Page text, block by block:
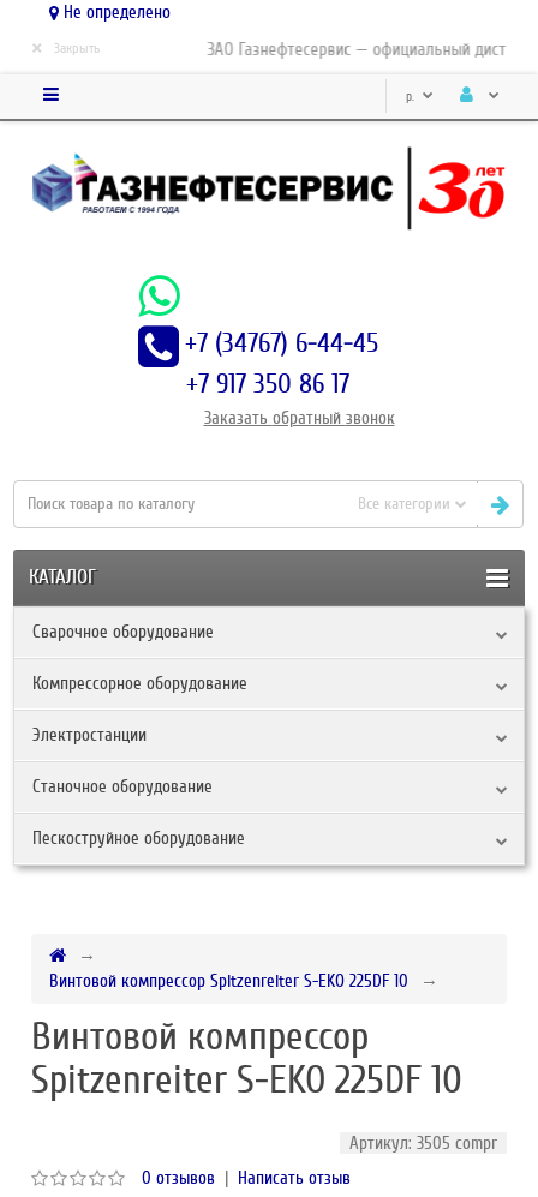
Не определено
ЗАО Газнефтесервис — официальный
× Закрыть
р.
+7 (34767) 6-44-45
+7 917 350 86 17
Заказать обратный звонок
Все категории
КАТАЛОГ
Сварочное оборудование
Компрессорное оборудование
Электростанции
Станочное оборудование
Пескоструйное оборудование
Винтовой компрессор Spitzenreiter S-EKO 225DF 10
Винтовой компрессор
Spitzenreiter S-EKO 225DF 10
Артикул: 3505 compr
0 отзывов | Написать отзыв